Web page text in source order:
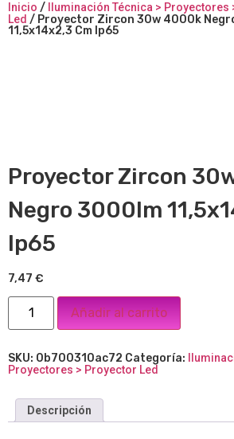
Inicio /
Iluminación Técnica > Proyectores
Led / Proyector Zircon 30w 4000k
11,5x14x2,3 Cm Ip65
Proyector Zircon
Negro 3000lm
Ip65
7,47 €
Añadir al carrito
SKU: 0b700310ac72 Categoría:
Proyectores > Proyector Led
Descripción